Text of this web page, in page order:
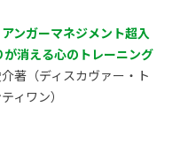
ンガーマネジメント超入
が消える心のトレーニング
著（ディスカヴァー・ト
ィワン）